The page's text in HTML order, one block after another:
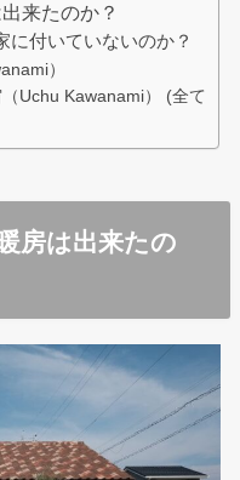
来たのか？
に付いていないのか？
）
Uchu Kawanami） (全て
房は出来たの